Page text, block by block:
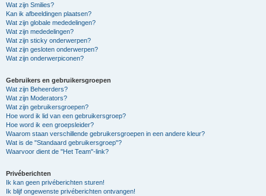
Wat zijn Smilies?
Kan ik afbeeldingen plaatsen?
Wat zijn globale mededelingen?
Wat zijn mededelingen?
Wat zijn sticky onderwerpen?
Wat zijn gesloten onderwerpen?
Wat zijn onderwerpiconen?
Gebruikers en gebruikersgroepen
Wat zijn Beheerders?
Wat zijn Moderators?
Wat zijn gebruikersgroepen?
Hoe word ik lid van een gebruikersgroep?
Hoe word ik een groepsleider?
Waarom staan verschillende gebruikersgroepen in een andere kleur?
Wat is de "Standaard gebruikersgroep"?
Waarvoor dient de "Het Team"-link?
Privéberichten
Ik kan geen privéberichten sturen!
Ik blijf ongewenste privéberichten ontvangen!